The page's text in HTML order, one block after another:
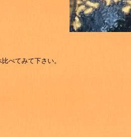
べてみて下さい。